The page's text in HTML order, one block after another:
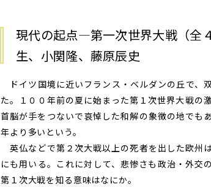
現代の起点―第一次世界大戦（
生、小関隆、藤原辰史
ドイツ国境に近いフランス・ベルダンの丘で、
た。１００年前の夏に始まった第１次世界大戦の
首脳が手をつないで哀悼した和解の象徴の地でも
年より多いという。
英仏などで第２次大戦以上の死者を出した欧州
にも用いる。これに対して、悲惨さも政治・外交
第１次大戦を知る意味はなにか。